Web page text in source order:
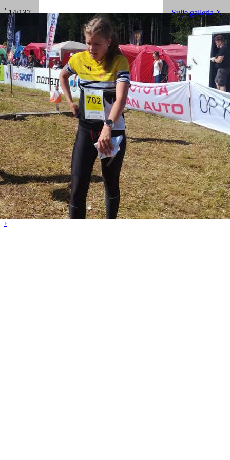
14/137 Sulje galleria X
‹
›